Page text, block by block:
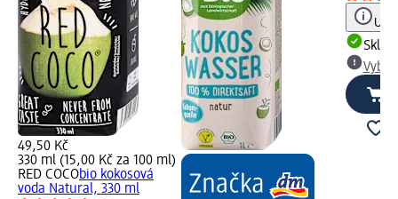
49,50 Kč
330 ml (15,00 Kč za 100 ml)
RED COCObio kokosová
voda Natural, 330 ml